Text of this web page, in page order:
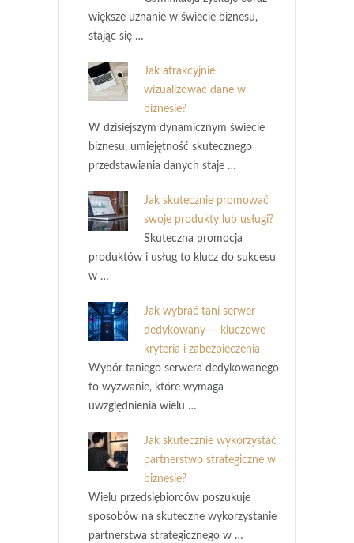
większe uznanie w świecie biznesu,
stając się …
Jak atrakcyjnie
wizualizować dane w
biznesie?
W dzisiejszym dynamicznym świecie
biznesu, umiejętność skutecznego
przedstawiania danych staje …
Jak skutecznie promować
swoje produkty lub usługi?
Skuteczna promocja
produktów i usług to klucz do sukcesu
w …
Jak wybrać tani serwer
dedykowany — kluczowe
kryteria i zabezpieczenia
Wybór taniego serwera dedykowanego
to wyzwanie, które wymaga
uwzględnienia wielu …
Jak skutecznie wykorzystać
partnerstwo strategiczne w
biznesie?
Wielu przedsiębiorców poszukuje
sposobów na skuteczne wykorzystanie
partnerstwa strategicznego w …